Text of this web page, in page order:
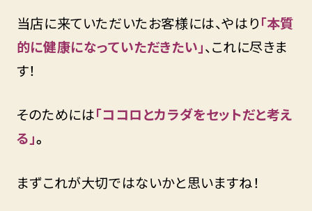
当店に来ていただいたお客様には、やはり「本質
的に健康になっていただきたい」、これに尽きま
す！
そのためには「ココロとカラダをセットだと考え
る」。
まずこれが大切ではないかと思いますね！